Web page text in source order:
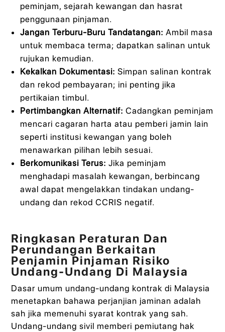
peminjam, sejarah kewangan dan hasrat
penggunaan pinjaman.
Jangan Terburu-Buru Tandatangan: Ambil masa
untuk membaca terma; dapatkan salinan untuk
rujukan kemudian.
Kekalkan Dokumentasi: Simpan salinan kontrak
dan rekod pembayaran; ini penting jika
pertikaian timbul.
Pertimbangkan Alternatif: Cadangkan peminjam
mencari cagaran harta atau pemberi jamin lain
seperti institusi kewangan yang boleh
menawarkan pilihan lebih sesuai.
Berkomunikasi Terus: Jika peminjam
menghadapi masalah kewangan, berbincang
awal dapat mengelakkan tindakan undang-
undang dan rekod CCRIS negatif.
Ringkasan Peraturan Dan
Perundangan Berkaitan
Penjamin Pinjaman Risiko
Undang-Undang Di Malaysia
Dasar umum undang-undang kontrak di Malaysia
menetapkan bahawa perjanjian jaminan adalah
sah jika memenuhi syarat kontrak yang sah.
Undang-undang sivil memberi pemiutang hak